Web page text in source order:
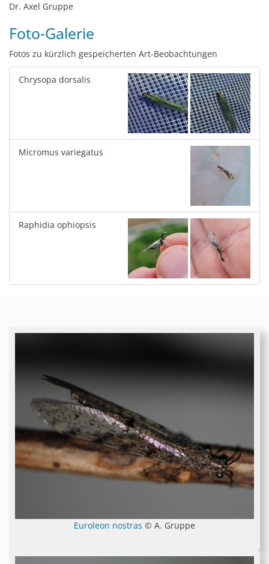
Dr. Axel Gruppe
Foto-Galerie
Fotos zu kürzlich gespeicherten Art-Beobachtungen
Chrysopa dorsalis
Micromus variegatus
Raphidia ophiopsis
Euroleon nostras © A. Gruppe